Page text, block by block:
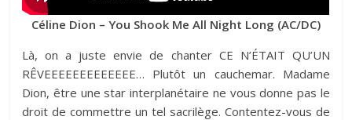
Céline Dion – You Shook Me All Night Long (AC/DC)
Là, on a juste envie de chanter CE N’ÉTAIT QU’UN
RÊVEEEEEEEEEEEEE… Plutôt un cauchemar. Madame
Dion, être une star interplanétaire ne vous donne pas le
droit de commettre un tel sacrilège. Contentez-vous de